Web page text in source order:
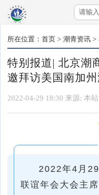
所在位置： 首页 > 潮青资讯 >
特别报道| 北京潮
邀拜访美国南加
2022-04-29 18:30 来源: 本站
2022年4月
联谊年会大会主